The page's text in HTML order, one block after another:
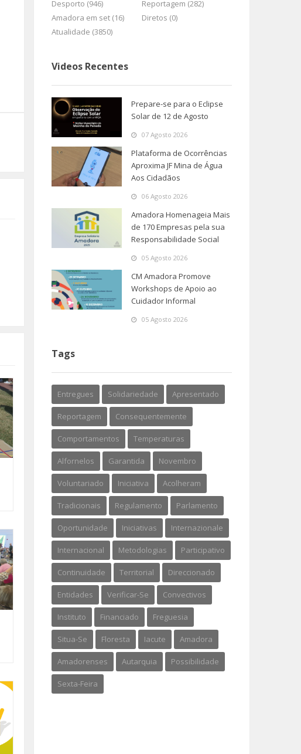
Desporto (946)
Reportagem (282)
Amadora em set (16)
Diretos (0)
Atualidade (3850)
Videos Recentes
Prepare-se para o Eclipse
Solar de 12 de Agosto
07 Agosto 2026
Plataforma de Ocorrências
Aproxima JF Mina de Água
Aos Cidadãos
06 Agosto 2026
Amadora Homenageia Mais
de 170 Empresas pela sua
Responsabilidade Social
05 Agosto 2026
CM Amadora Promove
Workshops de Apoio ao
Cuidador Informal
05 Agosto 2026
Tags
Entregues Solidariedade Apresentado
Reportagem Consequentemente
Comportamentos Temperaturas
Alfornelos Garantida Novembro
Voluntariado Iniciativa Acolheram
Tradicionais Regulamento Parlamento
Oportunidade Iniciativas Internazionale
Internacional Metodologias Participativo
Continuidade Territorial Direccionado
Entidades Verificar-Se Convectivos
Instituto Financiado Freguesia
Situa-Se Floresta Iacute Amadora
Amadorenses Autarquia Possibilidade
Sexta-Feira